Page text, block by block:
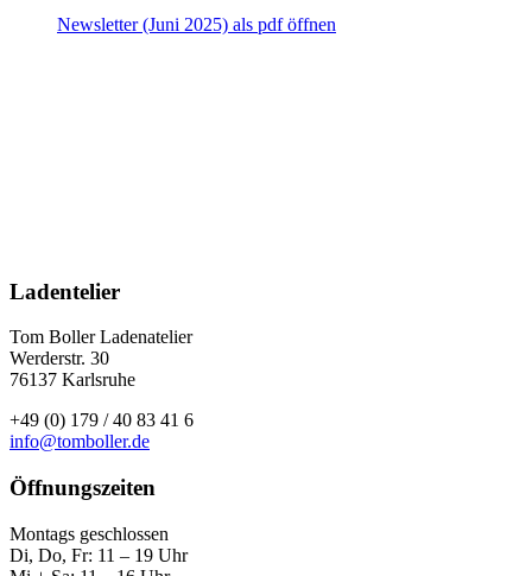
Newsletter (Juni 2025) als pdf öffnen
Ladentelier
Tom Boller Ladenatelier
Werderstr. 30
76137 Karlsruhe
+49 (0) 179 / 40 83 41 6
info@tomboller.de
Öffnungszeiten
Montags geschlossen
Di, Do, Fr: 11 – 19 Uhr